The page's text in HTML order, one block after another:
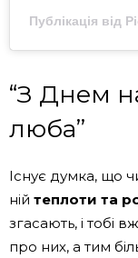
Публікація від
“З Днем
люба”
Існує думка, що
ній теплоти та
згасають, і тобі
про них, а тим